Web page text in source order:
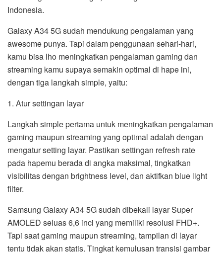
Indonesia.
Galaxy A34 5G sudah mendukung pengalaman yang
awesome punya. Tapi dalam penggunaan sehari-hari,
kamu bisa lho meningkatkan pengalaman gaming dan
streaming kamu supaya semakin optimal di hape ini,
dengan tiga langkah simple, yaitu:
1. Atur settingan layar
Langkah simple pertama untuk meningkatkan pengalaman
gaming maupun streaming yang optimal adalah dengan
mengatur setting layar. Pastikan settingan refresh rate
pada hapemu berada di angka maksimal, tingkatkan
visibilitas dengan brightness level, dan aktifkan blue light
filter.
Samsung Galaxy A34 5G sudah dibekali layar Super
AMOLED seluas 6,6 inci yang memiliki resolusi FHD+.
Tapi saat gaming maupun streaming, tampilan di layar
tentu tidak akan statis. Tingkat kemulusan transisi gambar